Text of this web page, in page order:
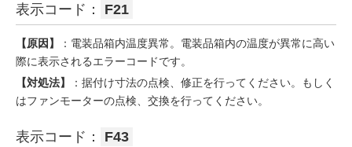
表示コード： F21
【原因】
：電装品箱内温度異常。電装品箱内の温度が異常に高い
際に表示されるエラーコードです。
【対処法】
：据付け寸法の点検、修正を行ってください。もしく
はファンモーターの点検、交換を行ってください。
表示コード： F43